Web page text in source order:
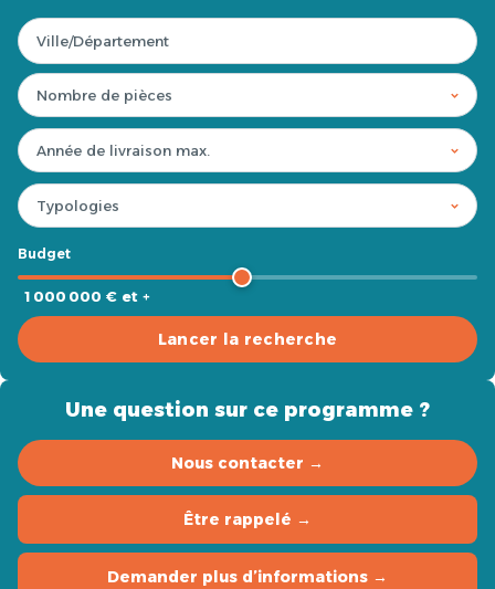
Budget
1 000 000 € et +
Lancer la recherche
Une question sur ce programme ?
Nous contacter →
Être rappelé →
Demander plus d’informations →